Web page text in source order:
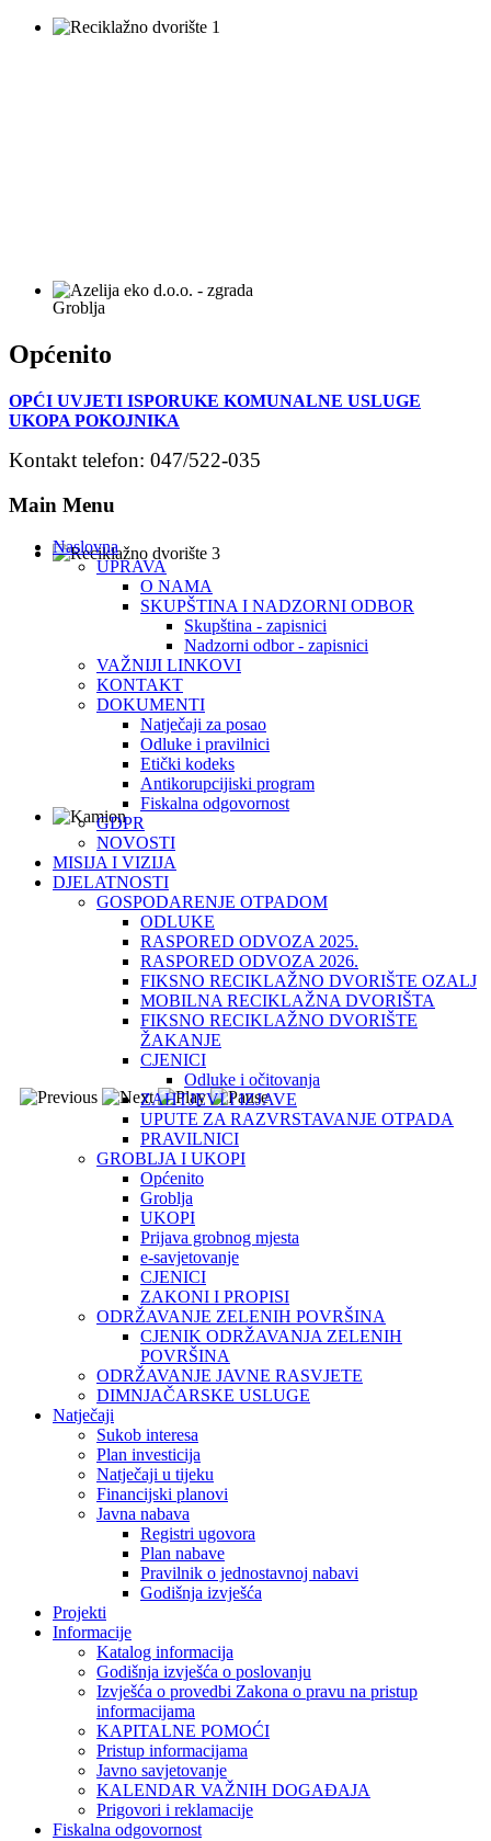
Groblja
Općenito
OPĆI UVJETI ISPORUKE KOMUNALNE USLUGE
UKOPA POKOJNIKA
Kontakt telefon: 047/522-035
Main Menu
Naslovna
UPRAVA
O NAMA
SKUPŠTINA I NADZORNI ODBOR
Skupština - zapisnici
Nadzorni odbor - zapisnici
VAŽNIJI LINKOVI
KONTAKT
DOKUMENTI
Natječaji za posao
Odluke i pravilnici
Etički kodeks
Antikorupcijiski program
Fiskalna odgovornost
GDPR
NOVOSTI
MISIJA I VIZIJA
DJELATNOSTI
GOSPODARENJE OTPADOM
ODLUKE
RASPORED ODVOZA 2025.
RASPORED ODVOZA 2026.
FIKSNO RECIKLAŽNO DVORIŠTE OZALJ
MOBILNA RECIKLAŽNA DVORIŠTA
FIKSNO RECIKLAŽNO DVORIŠTE
ŽAKANJE
CJENICI
Odluke i očitovanja
ZAHTJEVI I IZJAVE
UPUTE ZA RAZVRSTAVANJE OTPADA
PRAVILNICI
GROBLJA I UKOPI
Općenito
Groblja
UKOPI
Prijava grobnog mjesta
e-savjetovanje
CJENICI
ZAKONI I PROPISI
ODRŽAVANJE ZELENIH POVRŠINA
CJENIK ODRŽAVANJA ZELENIH
POVRŠINA
ODRŽAVANJE JAVNE RASVJETE
DIMNJAČARSKE USLUGE
Natječaji
Sukob interesa
Plan investicija
Natječaji u tijeku
Financijski planovi
Javna nabava
Registri ugovora
Plan nabave
Pravilnik o jednostavnoj nabavi
Godišnja izvješća
Projekti
Informacije
Katalog informacija
Godišnja izvješća o poslovanju
Izvješća o provedbi Zakona o pravu na pristup
informacijama
KAPITALNE POMOĆI
Pristup informacijama
Javno savjetovanje
KALENDAR VAŽNIH DOGAĐAJA
Prigovori i reklamacije
Fiskalna odgovornost